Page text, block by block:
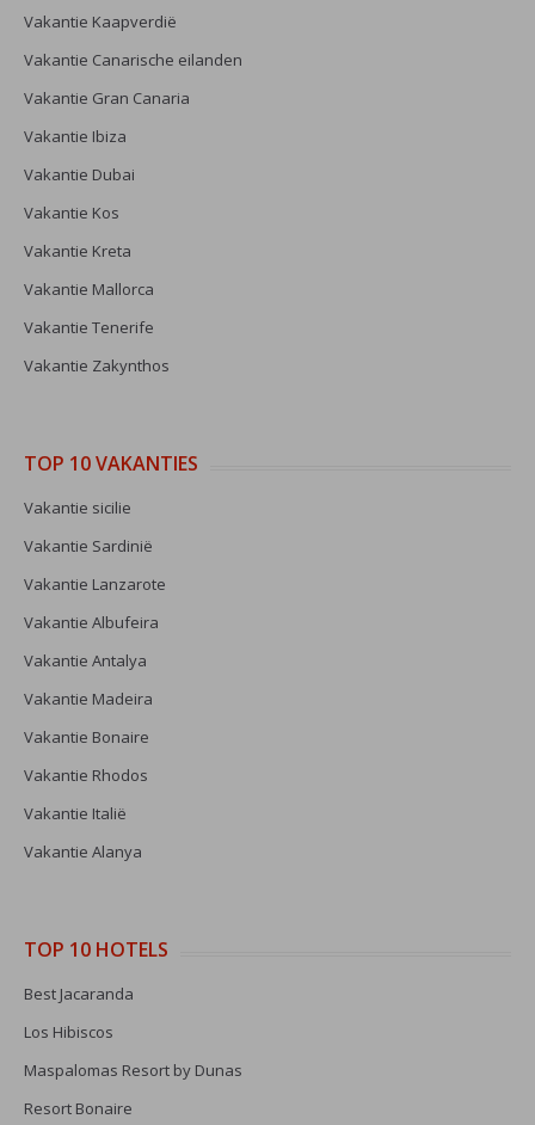
Vakantie Kaapverdië
Vakantie Canarische eilanden
Vakantie Gran Canaria
Vakantie Ibiza
Vakantie Dubai
Vakantie Kos
Vakantie Kreta
Vakantie Mallorca
Vakantie Tenerife
Vakantie Zakynthos
TOP 10 VAKANTIES
Vakantie sicilie
Vakantie Sardinië
Vakantie Lanzarote
Vakantie Albufeira
Vakantie Antalya
Vakantie Madeira
Vakantie Bonaire
Vakantie Rhodos
Vakantie Italië
Vakantie Alanya
TOP 10 HOTELS
Best Jacaranda
Los Hibiscos
Maspalomas Resort by Dunas
Resort Bonaire